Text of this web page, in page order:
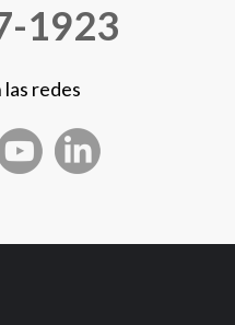
1923
las redes